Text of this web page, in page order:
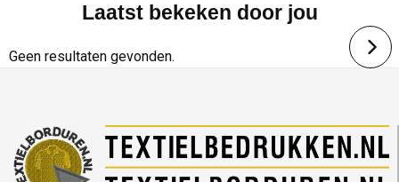
Minimale afname: 25
Laatst bekeken door jou
Geen resultaten gevonden.